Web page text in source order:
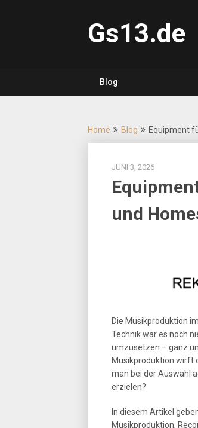
Gs13.de
Blog
Home Blog Equipment
JUNI 3, 2026
und
Die Musikproduktion
Technik war es noch
umzusetzen – ganz
Musikproduktion wirft
man bei der Auswahl
erzielen?
In diesem Artikel
Musikproduktion,